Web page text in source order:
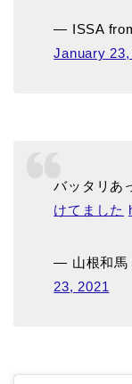
— ISSA
January 23,
バッタリあ
けてました
— 山根和馬
23, 2021